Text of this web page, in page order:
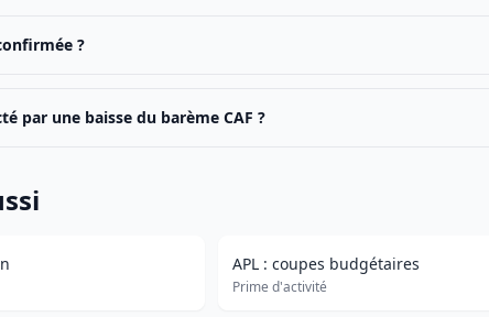
?
par une baisse du barème CAF ?
APL : coupes budgétaires
Prime d'activité